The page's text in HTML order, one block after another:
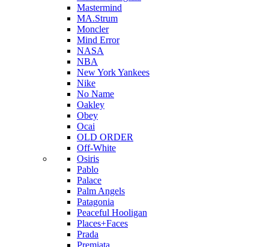
Mastermind
MA.Strum
Moncler
Mind Error
NASA
NBA
New York Yankees
Nike
No Name
Oakley
Obey
Ocai
OLD ORDER
Off-White
Osiris
Pablo
Palace
Palm Angels
Patagonia
Peaceful Hooligan
Places+Faces
Prada
Premiata